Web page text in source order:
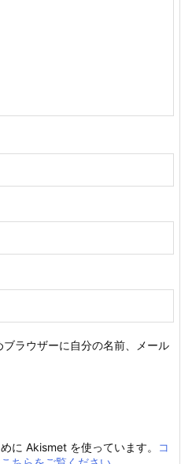
ラウザーに自分の名前、メール
に Akismet を使っています。
コ